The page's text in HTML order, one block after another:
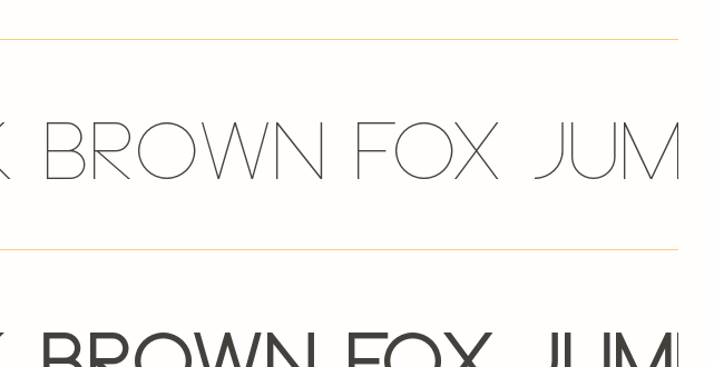
brown fox